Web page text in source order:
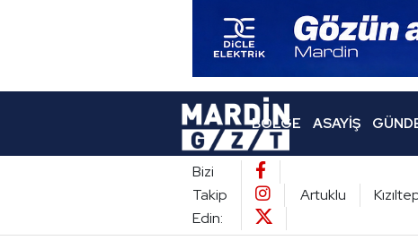
BÖLGE ASAYIŞ
Bizi
Takip
Edin:
Artuklu